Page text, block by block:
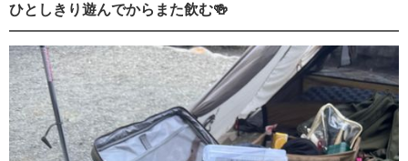
ひとしきり遊んでからまた飲む🍻